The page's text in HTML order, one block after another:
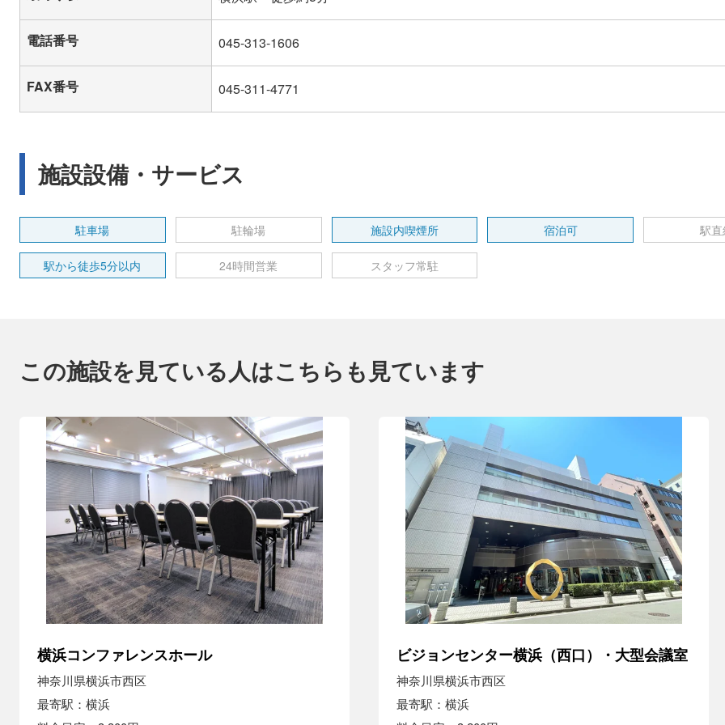
電話番号 045-313-1606
FAX番号 045-311-4771
施設設備・サービス
駐車場 駐輪場 施設内喫煙所 宿泊可 駅
駅から徒歩5分以内 24時間営業 スタッフ常駐
この施設を見ている人はこちらも見ています
横浜コンファレンスホール
神奈川県横浜市西区
最寄駅：横浜
ビジョンセンター横浜（西口）・大型会議室
神奈川県横浜市西区
最寄駅：横浜